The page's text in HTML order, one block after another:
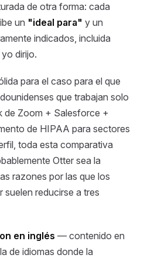
de otra forma: cada
un "ideal para" y un
indicados, incluida
dirijo.
para el caso para el que
que trabajan solo
de Zoom + Salesforce +
de HIPAA para sectores
toda esta comparativa
Otter sea la
razones por las que los
suelen reducirse a tres
en inglés — contenido en
de idiomas donde la